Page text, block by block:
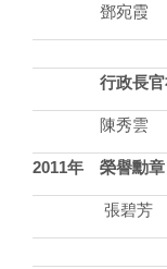
鄧宛霞
行政長
陳秀雲
2011年 榮譽勳章
張碧芳